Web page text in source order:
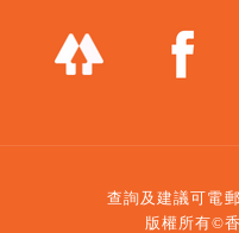
查詢及建議可電
版權所有©